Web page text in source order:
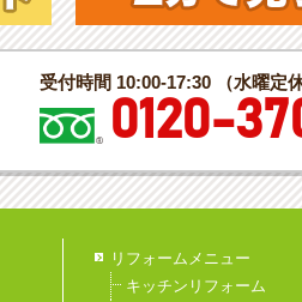
受付時間 10:00-17:30 （水曜定休
0120-
リフォームメニュー
キッチンリフォーム